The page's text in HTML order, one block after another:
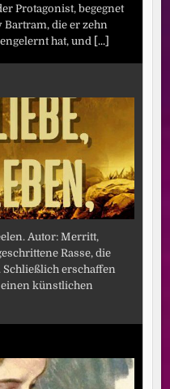
Protagonist, begegnet
die er zehn
hat, und [...]
Autor: Merritt,
Rasse, die
erschaffen
künstlichen